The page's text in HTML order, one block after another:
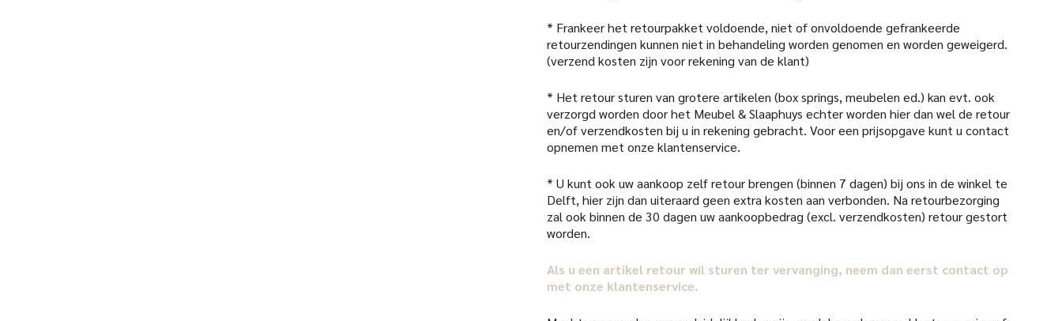
* Frankeer het retourpakket voldoende, niet of onvoldoende gefrankeerde
retourzendingen kunnen niet in behandeling worden genomen en worden geweigerd.
(verzend kosten zijn voor rekening van de klant)
* Het retour sturen van grotere artikelen (box springs, meubelen ed.) kan evt. ook
verzorgd worden door het Meubel & Slaaphuys echter worden hier dan wel de retour
en/of verzendkosten bij u in rekening gebracht. Voor een prijsopgave kunt u contact
opnemen met onze klantenservice.
* U kunt ook uw aankoop zelf retour brengen (binnen 7 dagen) bij ons in de winkel te
Delft, hier zijn dan uiteraard geen extra kosten aan verbonden. Na retourbezorging
zal ook binnen de 30 dagen uw aankoopbedrag (excl. verzendkosten) retour gestort
worden.
Als u een artikel retour wil sturen ter vervanging, neem dan eerst contact op
met onze klantenservice.